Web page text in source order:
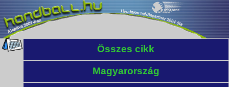
Összes cikk
Magyarország